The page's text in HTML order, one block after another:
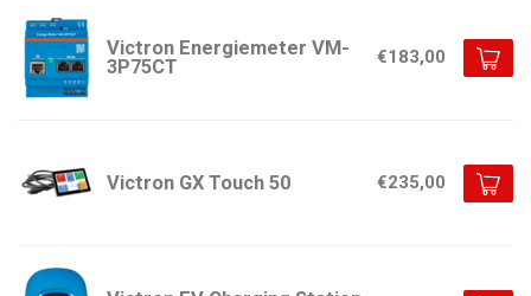
Victron Energiemeter VM-
3P75CT
€183,00
Victron GX Touch 50 €235,00